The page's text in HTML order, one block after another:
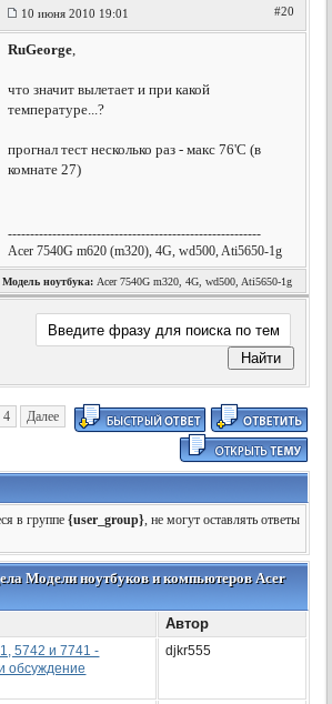
10 июня 2010 19:01 #20
RuGeorge,
что значит вылетает и при какой
температуре...?
прогнал тест несколько раз - макс 76'C (в
комнате 27)
---------------------------------------------------------
Acer 7540G m620 (m320), 4G, wd500, Ati5650-1g
Модель ноутбука: Acer 7540G m320, 4G, wd500, Ati5650-1g
4 Далее
в группе{user_group}, не могут оставлять ответы
Модели ноутбуков и компьютеров Acer
Автор
5742 и 7741 -
обсуждение
djkr555